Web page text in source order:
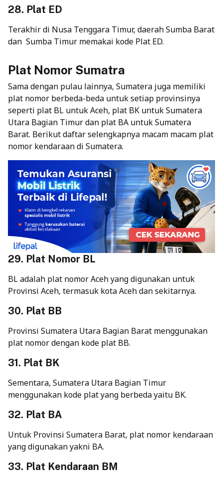
28. Plat ED
Terakhir di Nusa Tenggara Timur, daerah Sumba Barat
dan Sumba Timur memakai kode Plat ED.
Plat Nomor Sumatra
Sama dengan pulau lainnya, Sumatera juga memiliki
plat nomor berbeda-beda untuk setiap provinsinya
seperti plat BL untuk Aceh, plat BK untuk Sumatera
Utara Bagian Timur dan plat BA untuk Sumatera
Barat. Berikut daftar selengkapnya macam macam plat
nomor kendaraan di Sumatera.
29. Plat Nomor BL
BL adalah plat nomor Aceh yang digunakan untuk
Provinsi Aceh, termasuk kota Aceh dan sekitarnya.
30. Plat BB
Provinsi Sumatera Utara Bagian Barat menggunakan
plat nomor dengan kode plat BB.
31. Plat BK
Sementara, Sumatera Utara Bagian Timur
menggunakan kode plat yang berbeda yaitu BK.
32. Plat BA
Untuk Provinsi Sumatera Barat, plat nomor kendaraan
yang digunakan yakni BA.
33. Plat Kendaraan BM